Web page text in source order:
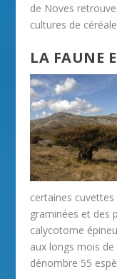
de Noves
cultures de
LA FAUNE
certaines
graminées et des
calycotome
aux longs mois
dénombre 55